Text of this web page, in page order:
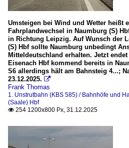
Streckenabschnitte
1. Naumburg Hbf - Freyburg
Triebzüge
BR 1 648 | Lint 41.2
BR 672 (LVT S)
Unternehmen
Abellio Rail
Umsteigen bei Wind und Wetter heißt
Fahrplandwechsel in Naumburg (S)
in Richtung Leipzig. Auf Wunsch der
(S) Hbf sollte Naumburg unbedingt
Mitteldeutschland erhalten. Jetzt
Eisenach Hbf kommend bereits in
S6 allerdings hält am Bahnsteig 4...;
23.12.2025. 
Frank Thomas
1. Unstrutbahn (KBS 585) / Bahnhöfe und
(Saale) Hbf
 254 1200x800 Px, 31.12.2025